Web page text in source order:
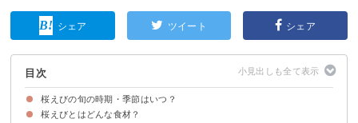
シェア ツイート シェア
目次
桜えびの旬の時期・季節はいつ？
桜えびの旬の時期・季節は春と秋の2回
桜えびとはどんな食材？